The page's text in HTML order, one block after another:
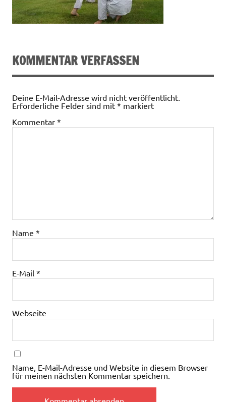
KOMMENTAR VERFASSEN
Deine E-Mail-Adresse wird nicht veröffentlicht.
Erforderliche Felder sind mit * markiert
Kommentar *
Name *
E-Mail *
Webseite
Name, E-Mail-Adresse und Website in diesem Browser
für meinen nächsten Kommentar speichern.